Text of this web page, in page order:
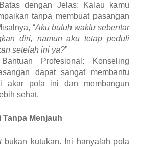
dengan Jelas:
Kalau kamu
tanpa membuat pasangan
“Aku butuh waktu sebentar
diri, namun aku tetap peduli
setelah ini ya?”
Profesional:
Konseling
dapat sangat membantu
akar pola ini dan membangun
sehat.
Menjauh
bukan kutukan. Ini hanyalah pola